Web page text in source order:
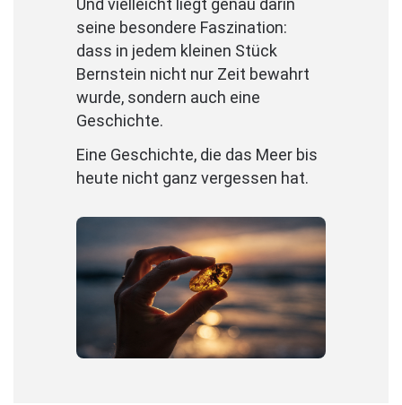
Und vielleicht liegt genau darin
seine besondere Faszination:
dass in jedem kleinen Stück
Bernstein nicht nur Zeit bewahrt
wurde, sondern auch eine
Geschichte.
Eine Geschichte, die das Meer bis
heute nicht ganz vergessen hat.